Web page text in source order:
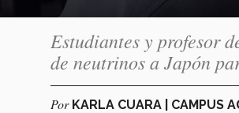
Estudiantes y profesor
de neutrinos a Japón
Por KARLA CUARA | CAMPUS